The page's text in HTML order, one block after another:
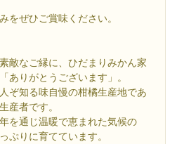
をぜひご賞味ください。
敵なご縁に、ひだまりみかん家
ありがとうございます」。
ぞ知る味自慢の柑橘生産地であ
産者です。
を通じ温暖で恵まれた気候の
ぷりに育てています。